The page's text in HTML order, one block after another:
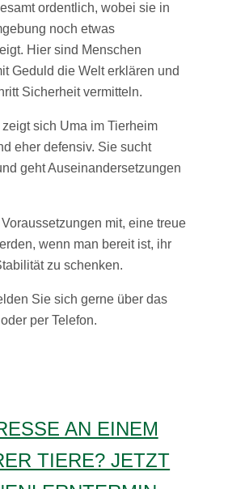
ordentlich, wobei sie in
noch etwas
Hier sind Menschen
Geduld die Welt erklären und
Sicherheit vermitteln.
sich Uma im Tierheim
eher defensiv. Sie sucht
geht Auseinandersetzungen
mit, eine treue
wenn man bereit ist, ihr
zu schenken.
Sie sich gerne über das
per Telefon.
AN EINEM
TIERE? JETZT